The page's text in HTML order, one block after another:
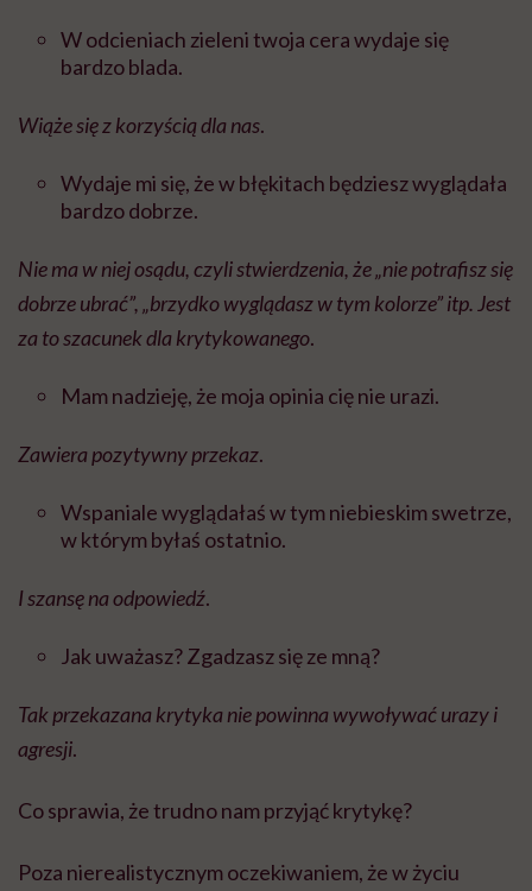
W odcieniach zieleni twoja cera wydaje się
bardzo blada.
Wiąże się z korzyścią dla nas.
Wydaje mi się, że w błękitach będziesz wyglądała
bardzo dobrze.
Nie ma w niej osądu, czyli stwierdzenia, że „nie potrafisz się
dobrze ubrać”, „brzydko wyglądasz w tym kolorze” itp. Jest
za to szacunek dla krytykowanego.
Mam nadzieję, że moja opinia cię nie urazi.
Zawiera pozytywny przekaz.
Wspaniale wyglądałaś w tym niebieskim swetrze,
w którym byłaś ostatnio.
I szansę na odpowiedź.
Jak uważasz? Zgadzasz się ze mną?
Tak przekazana krytyka nie powinna wywoływać urazy i
agresji.
Co sprawia, że trudno nam przyjąć krytykę?
Poza nierealistycznym oczekiwaniem, że w życiu